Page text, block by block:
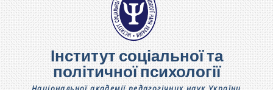
Інститут соціальної та
політичної психології